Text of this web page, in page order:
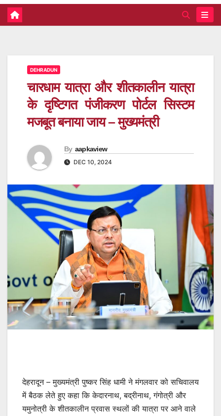
DEHRADUN
चारधाम यात्रा और शीतकालीन यात्रा
के दृष्टिगत पंजीकरण पोर्टल सिस्टम
मजबूत बनाया जाय – मुख्यमंत्री
By aapkaview
DEC 10, 2024
देहरादून – मुख्यमंत्री पुष्कर सिंह धामी ने मंगलवार को सचिवालय
में बैठक लेते हुए कहा कि केदारनाथ, बद्रीनाथ, गंगोत्री और
यमुनोत्री के शीतकालीन प्रवास स्थलों की यात्रा पर आने वाले